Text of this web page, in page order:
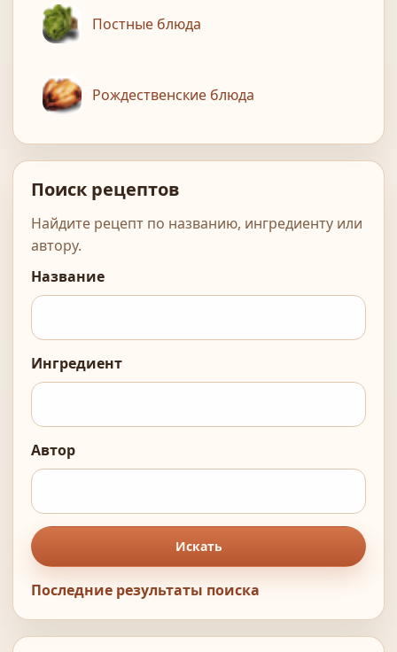
Постные блюда
Рождественские блюда
Поиск рецептов
Найдите рецепт по названию, ингредиенту или
автору.
Название
Ингредиент
Автор
Искать
Последние результаты поиска